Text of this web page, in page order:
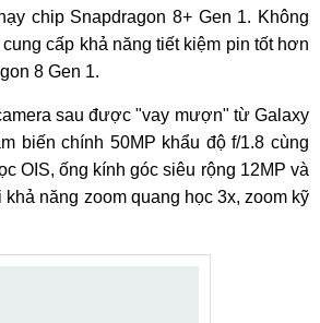
chip Snapdragon 8+ Gen 1. Không
cấp khả năng tiết kiệm pin tốt hơn
8 Gen 1.
sau được "vay mượn" từ Galaxy
biến chính 50MP khẩu độ f/1.8 cùng
OIS, ống kính góc siêu rộng 12MP và
năng zoom quang học 3x, zoom kỹ